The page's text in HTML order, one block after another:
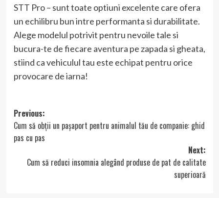
STT Pro – sunt toate optiuni excelente care ofera
un echilibru bun intre performanta si durabilitate.
Alege modelul potrivit pentru nevoile tale si
bucura-te de fiecare aventura pe zapada si gheata,
stiind ca vehiculul tau este echipat pentru orice
provocare de iarna!
Post
navigation
Previous:
Cum să obții un pașaport pentru animalul tău de companie: ghid
pas cu pas
Next:
Cum să reduci insomnia alegând produse de pat de calitate
superioară